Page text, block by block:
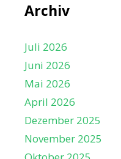
Archiv
Juli 2026
Juni 2026
Mai 2026
April 2026
Dezember 2025
November 2025